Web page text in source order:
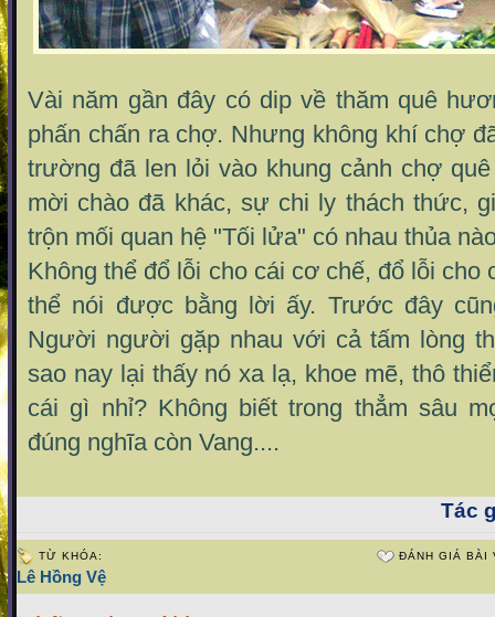
Vài năm gần đây có dip về thăm quê
phấn chấn ra chợ. Nhưng không khí chợ
trường đã len lỏi vào khung cảnh chợ
mời chào đã khác, sự chi ly thách thức,
trộn mối quan hệ "Tối lửa" có nhau thủa
Không thể đổ lỗi cho cái cơ chế, đổ lỗi cho
thể nói được bằng lời ấy. Trước đây
Người người gặp nhau với cả tấm lòng
sao nay lại thấy nó xa lạ, khoe mẽ, thô
cái gì nhỉ? Không biết trong thẳm sâu
đúng nghĩa còn Vang....
Tác
TỪ KHÓA:
Lê Hồng Vệ
ĐÁNH GIÁ BÀI